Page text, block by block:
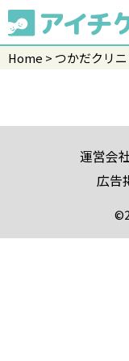
Home つかだクリ
運営会
広告